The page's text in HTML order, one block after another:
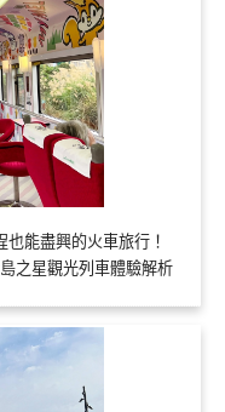
能盡興的火車旅行！
之星觀光列車體驗解析